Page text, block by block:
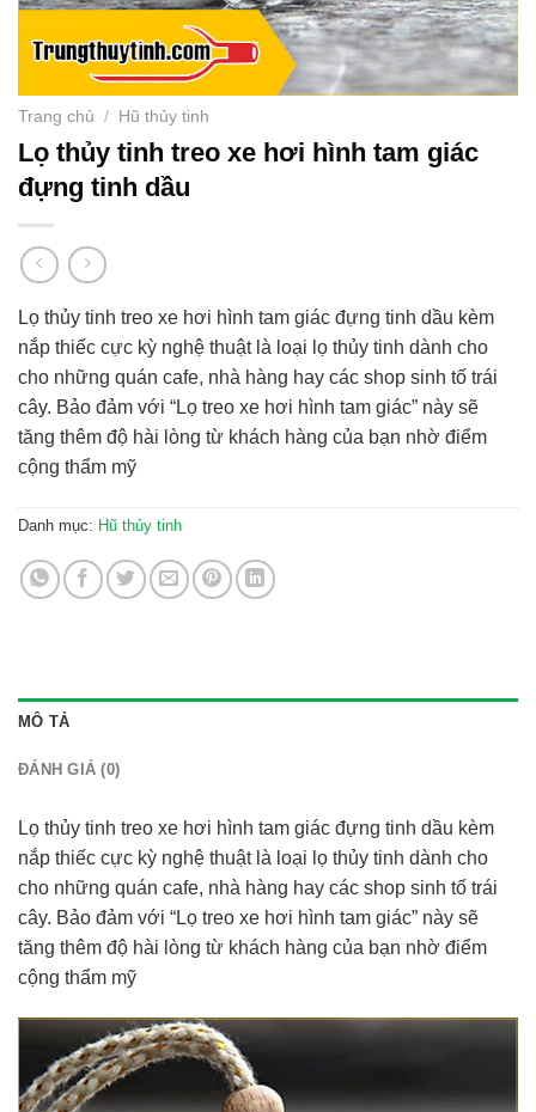
Trang chủ / Hũ thủy tinh
Lọ thủy tinh treo xe hơi hình tam giác
đựng tinh dầu
Lọ thủy tinh treo xe hơi hình tam giác đựng tinh dầu kèm
nắp thiếc cực kỳ nghệ thuật là loại lọ thủy tinh dành cho
cho những quán cafe, nhà hàng hay các shop sinh tố trái
cây. Bảo đảm với “Lọ treo xe hơi hình tam giác” này sẽ
tăng thêm độ hài lòng từ khách hàng của bạn nhờ điểm
cộng thẩm mỹ
Danh mục: Hũ thủy tinh
MÔ TẢ
ĐÁNH GIÁ (0)
Lọ thủy tinh treo xe hơi hình tam giác đựng tinh dầu kèm
nắp thiếc cực kỳ nghệ thuật là loại lọ thủy tinh dành cho
cho những quán cafe, nhà hàng hay các shop sinh tố trái
cây. Bảo đảm với “Lọ treo xe hơi hình tam giác” này sẽ
tăng thêm độ hài lòng từ khách hàng của bạn nhờ điểm
cộng thẩm mỹ